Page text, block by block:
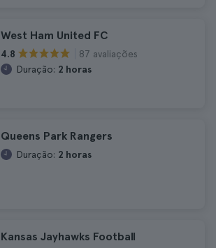
West Ham United FC
4.8
87 avaliações
Duração: 2 horas
Queens Park Rangers
Duração: 2 horas
Kansas Jayhawks Football